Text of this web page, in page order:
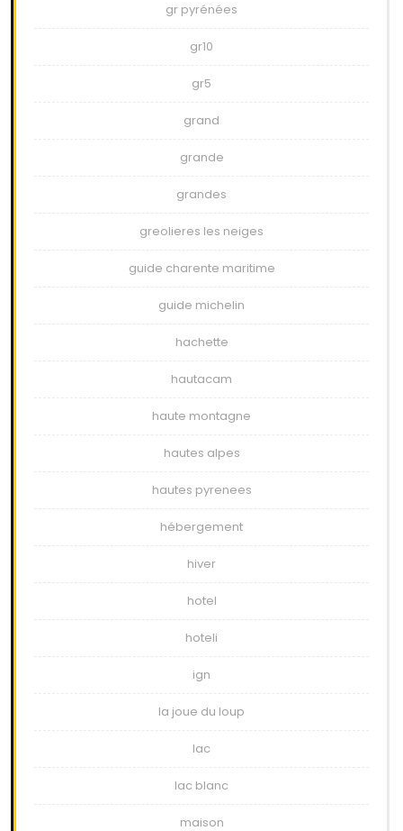
gr pyrénées
gr10
gr5
grand
grande
grandes
greolieres les neiges
guide charente maritime
guide michelin
hachette
hautacam
haute montagne
hautes alpes
hautes pyrenees
hébergement
hiver
hotel
hoteli
ign
la joue du loup
lac
lac blanc
maison